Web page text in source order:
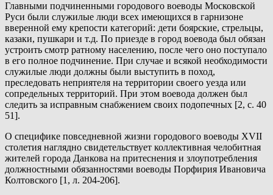
Главными подчиненными городового воеводы Московской
Руси были служилые люди всех имеющихся в гарнизоне
вверенной ему крепости категорий: дети боярские, стрельцы,
казаки, пушкари и т.д. По приезде в город воевода был обязан
устроить смотр ратному населению, после чего оно поступало
в его полное подчинение. При случае и всякой необходимости
служилые люди должны были выступить в поход,
преследовать неприятеля на территории своего уезда или
сопредельных территорий. При этом воевода должен был
следить за исправным снабжением своих подопечных [2, с. 40
51].
О специфике повседневной жизни городового воеводы XVII
столетия наглядно свидетельствует коллективная челобитная
жителей города Данкова на притеснения и злоупотребления
должностными обязанностями воеводы Порфирия Ивановича
Колтовского [1, л. 204-206].